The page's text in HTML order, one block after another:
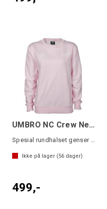
UMBRO NC Crew Neck Sweater Lys rosa 152
Spesial rundhalset genser junior
Ikke på lager (56 dager)
499,-